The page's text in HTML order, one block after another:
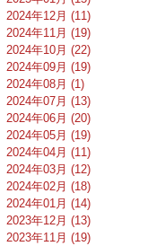
2024年12月 (11)
2024年11月 (19)
2024年10月 (22)
2024年09月 (19)
2024年08月 (1)
2024年07月 (13)
2024年06月 (20)
2024年05月 (19)
2024年04月 (11)
2024年03月 (12)
2024年02月 (18)
2024年01月 (14)
2023年12月 (13)
2023年11月 (19)